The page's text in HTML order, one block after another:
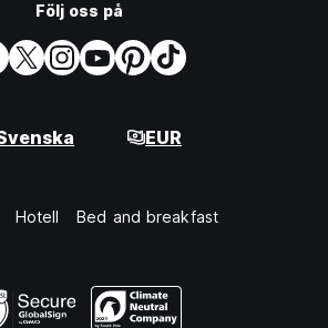
Följ oss på
EUR
Hotell Bed and breakfast